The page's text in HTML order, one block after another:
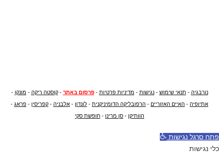
נורבגיה - תנאי שימוש -נגישות - מדיניות פרטיות -פרסום באתר -קוסטה ריקה - מונקו -
אתיופיה - האיים האזוריים - הרפובליקה הדומיניקנית - לונדון - אלבניה - קפריסין - פראג -
הוותיקן - סן מרינו - חופשת סקי
פתח סרגל נגישות
כלי נגישות